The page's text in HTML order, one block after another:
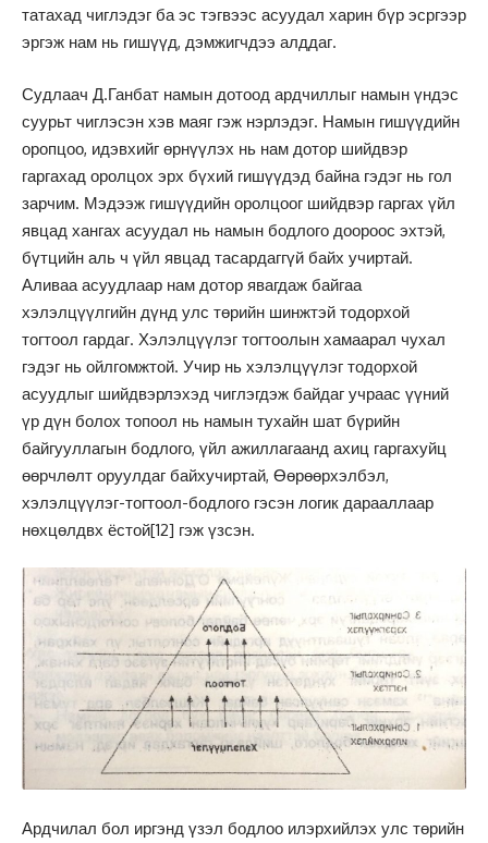
татахад чиглэдэг ба эс тэгвээс асуудал харин бүр эсргээр
эргэж нам нь гишүүд, дэмжигчдээ алддаг.
Судлаач Д.Ганбат намын дотоод ардчиллыг намын үндэс
суурьт чиглэсэн хэв маяг гэж нэрлэдэг. Намын гишүүдийн
оропцоо, идэвхийг өрнүүлэх нь нам дотор шийдвэр
гаргахад оролцох эрх бүхий гишүүдэд байна гэдэг нь гол
зарчим. Мэдээж гишүүдийн оролцоог шийдвэр гаргах үйл
явцад хангах асуудал нь намын бодлого доороос эхтэй,
бүтцийн аль ч үйл явцад тасардаггүй байх учиртай.
Аливаа асуудлаар нам дотор явагдаж байгаа
хэлэлцүүлгийн дүнд улс төрийн шинжтэй тодорхой
тогтоол гардаг. Хэлэлцүүлэг тогтоолын хамаарал чухал
гэдэг нь ойлгомжтой. Учир нь хэлэлцүүлэг тодорхой
асуудлыг шийдвэрлэхэд чиглэгдэж байдаг учраас үүний
үр дүн болох топоол нь намын тухайн шат бүрийн
байгууллагын бодлого, үйл ажиллагаанд ахиц гаргахуйц
өөрчлөлт оруулдаг байхучиртай, Өөрөөрхэлбэл,
хэлэлцүүлэг-тогтоол-бодлого гэсэн логик дарааллаар
нөхцөлдвх ёстой[12] гэж үзсэн.
Ардчилал бол иргэнд үзэл бодлоо илэрхийлэх улс төрийн